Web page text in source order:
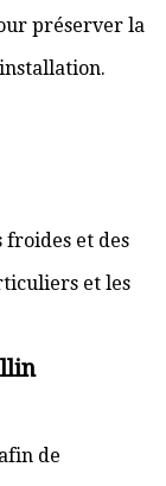
préserver la
froides et des
et les
de